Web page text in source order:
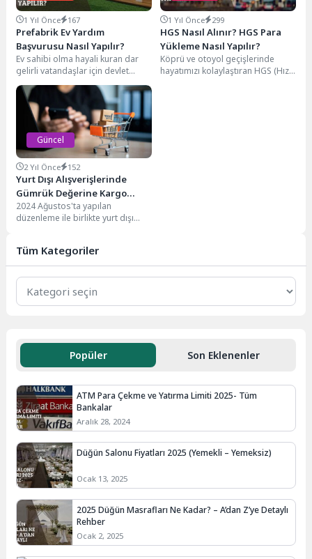
1 Yıl Önce 167
Prefabrik Ev Yardım
Başvurusu Nasıl Yapılır?
Ev sahibi olma hayali kuran dar
gelirli vatandaşlar için devlet
tarafından sağlanan prefabrik ve
betonarme...
1 Yıl Önce 299
HGS Nasıl Alınır? HGS Para
Yükleme Nasıl Yapılır?
Köprü ve otoyol geçişlerinde
hayatımızı kolaylaştıran HGS (Hızlı
Güncel
2 Yıl Önce 152
Yurt Dışı Alışverişlerinde
Gümrük Değerine Kargo
Ücreti de Dahil Edilecek
2024 Ağustos'ta yapılan
düzenleme ile birlikte yurt dışı
Tüm Kategoriler
Popüler Son Eklenenler
ATM Para Çekme ve Yatırma Limiti 2025- Tüm
Bankalar
Aralık 28, 2024
Düğün Salonu Fiyatları 2025 (Yemekli – Yemeksiz)
Ocak 13, 2025
2025 Düğün Masrafları Ne Kadar? – A’dan Z’ye Detaylı
Rehber
Ocak 2, 2025